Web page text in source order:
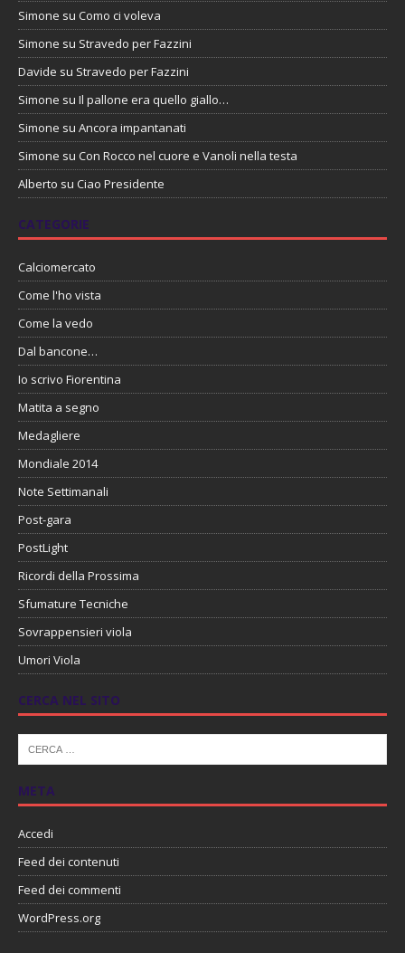
Simone su Como ci voleva
Simone su Stravedo per Fazzini
Davide su Stravedo per Fazzini
Simone su Il pallone era quello giallo…
Simone su Ancora impantanati
Simone su Con Rocco nel cuore e Vanoli nella testa
Alberto su Ciao Presidente
CATEGORIE
Calciomercato
Come l'ho vista
Come la vedo
Dal bancone…
Io scrivo Fiorentina
Matita a segno
Medagliere
Mondiale 2014
Note Settimanali
Post-gara
PostLight
Ricordi della Prossima
Sfumature Tecniche
Sovrappensieri viola
Umori Viola
CERCA NEL SITO
META
Accedi
Feed dei contenuti
Feed dei commenti
WordPress.org